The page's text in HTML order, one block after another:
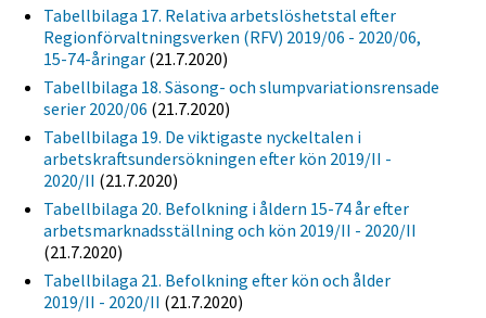
Tabellbilaga 17. Relativa arbetslöshetstal efter
Regionförvaltningsverken (RFV) 2019/06 - 2020/06,
15-74-åringar (21.7.2020)
Tabellbilaga 18. Säsong- och slumpvariationsrensade
serier 2020/06 (21.7.2020)
Tabellbilaga 19. De viktigaste nyckeltalen i
arbetskraftsundersökningen efter kön 2019/II -
2020/II (21.7.2020)
Tabellbilaga 20. Befolkning i åldern 15-74 år efter
arbetsmarknadsställning och kön 2019/II - 2020/II
(21.7.2020)
Tabellbilaga 21. Befolkning efter kön och ålder
2019/II - 2020/II (21.7.2020)